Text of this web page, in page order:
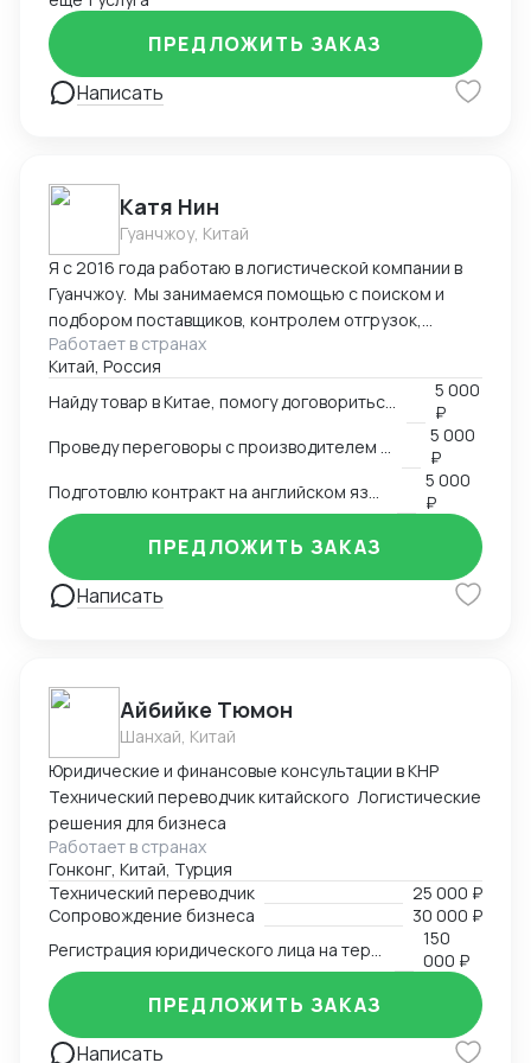
Написать
ПРЕДЛОЖИТЬ ЗАКАЗ
Катя Нин
Гуанчжоу, Китай
Я с 2016 года работаю в логистической компании в
Гуанчжоу. Мы занимаемся помощью с поиском и
подбором поставщиков, контролем отгрузок,
проверкой качества товара. В нашей компании
работает более 10 человек и мы всегда можем вам
помочь по любым вопросам связанным с заказом
Работает в странах
Китай, Россия
5 000
₽
5 000
₽
5 000
₽
Написать
ПРЕДЛОЖИТЬ ЗАКАЗ
Айбийке Тюмон
Шанхай, Китай
Юридические и финансовые консультации в КНР
Технический переводчик китайского Логистические
решения для бизнеса
Работает в странах
Гонконг, Китай, Турция
Технический переводчик
25 000 ₽
Сопровождение бизнеса
30 000 ₽
150
000 ₽
Написать
ПРЕДЛОЖИТЬ ЗАКАЗ